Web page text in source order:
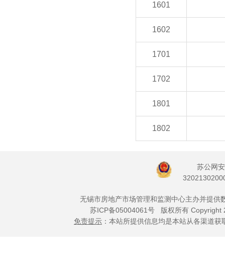
1601
1602
1701
1702
1801
1802
苏公网
无锡市房地产市场管理和监测中心主办并提
苏ICP备05004061号 版权所有 Copyright
免责提示 ：本站所提供信息均是本站从各渠道